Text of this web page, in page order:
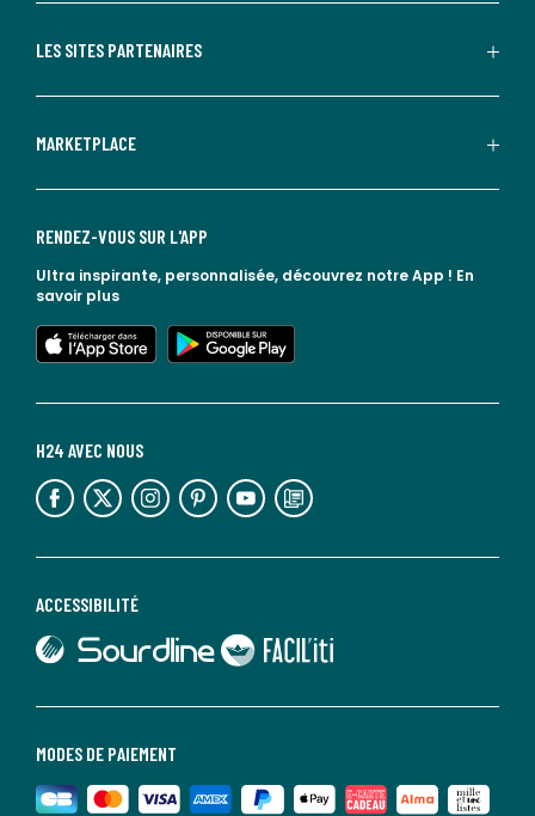
LES SITES PARTENAIRES
MARKETPLACE
MODES DE PAIEMENT
ACCESSIBILITÉ
lien vers Sourdline
lien vers Faciliti
H24 AVEC NOUS
lien vers l'espace réseaux sociaux lien vers l'espace réseaux sociaux lien vers l'espace réseaux sociaux lien vers l'espace réseaux sociaux lien vers l'espace réseaux sociaux lien vers le blog la redoute
RENDEZ-VOUS SUR L'APP
Ultra inspirante, personnalisée, découvrez notre App ! En
savoir plus
lien vers l'app store
lien vers google play